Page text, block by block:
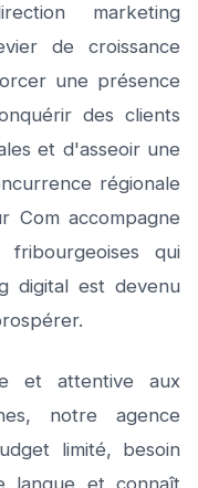
marketing
de croissance
une présence
des clients
et d'asseoir une
régionale
Com accompagne
qui
digital est devenu
et attentive aux
notre agence
limité, besoin
langue et connaît